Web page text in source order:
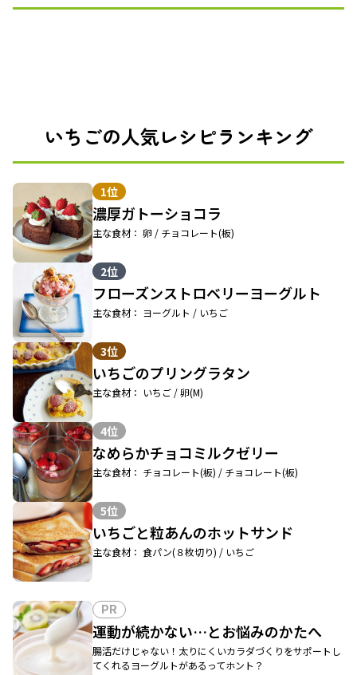
いちごの人気レシピランキング
1位
濃厚ガトーショコラ
主な食材： 卵 / チョコレート(板)
2位
フローズンストロベリーヨーグルト
主な食材： ヨーグルト / いちご
3位
いちごのプリングラタン
主な食材： いちご / 卵(M)
4位
なめらかチョコミルクゼリー
主な食材： チョコレート(板) / チョコレート(板)
5位
いちごと粒あんのホットサンド
主な食材： 食パン(８枚切り) / いちご
PR
運動が続かない…とお悩みのかたへ
腸活だけじゃない！太りにくいカラダづくりをサポートし
てくれるヨーグルトがあるってホント？